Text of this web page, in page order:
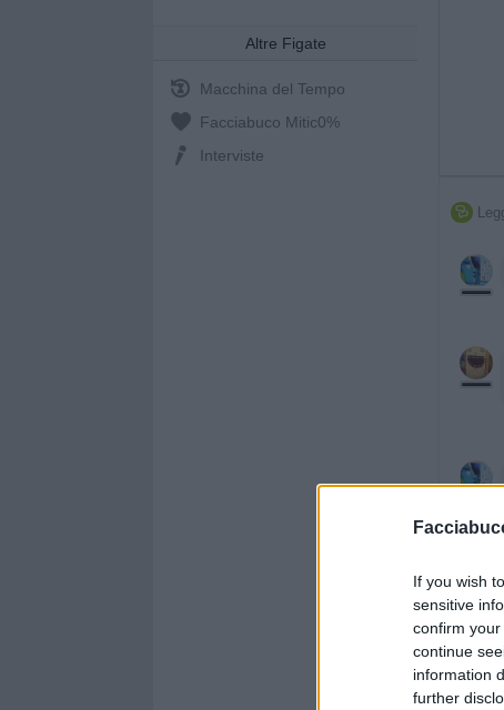
If you wish
sensitive
confirm
continue
information
further
Altre Figate
Macchina del Tempo
Facciabuco Mitic0%
Interviste
